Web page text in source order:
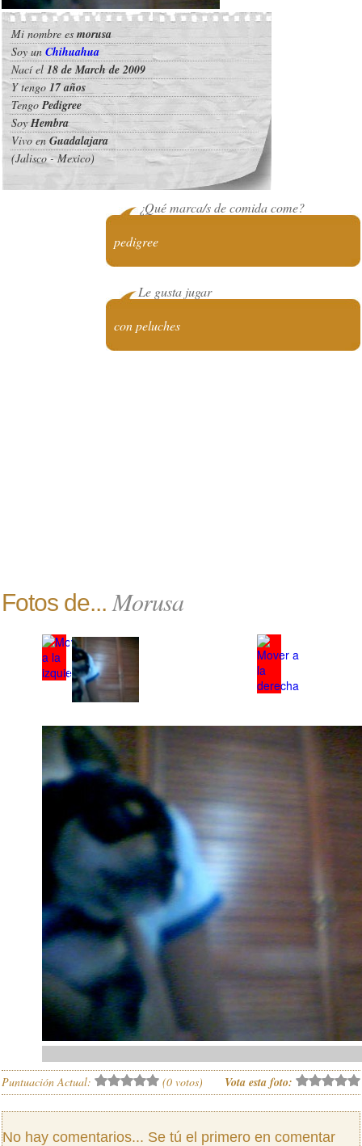
Mi nombre es morusa
Soy un Chihuahua
Nací el 18 de March de 2009
Y tengo 17 años
TengoPedigree
SoyHembra
Vivo enGuadalajara
(Jalisco - Mexico)
¿Qué marca/s de comida come?
pedigree
Le gusta jugar
con peluches
Fotos de... Morusa
Puntuación Actual: (0 votos) Vota esta foto:
No hay comentarios... Se tú el primero en comentar